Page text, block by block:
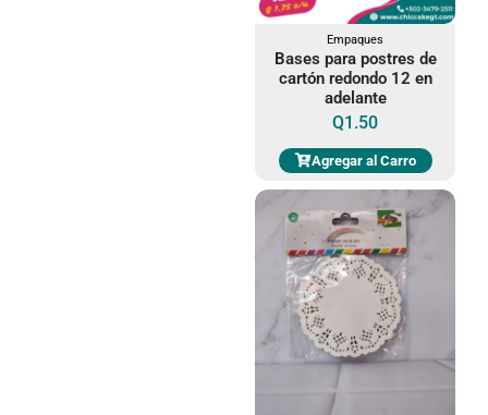
Empaques
Bases para postres de
cartón redondo 12 en
adelante
Q1.50
Agregar al Carro